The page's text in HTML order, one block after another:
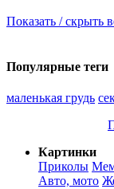
Показать / скрыть
Популярные теги
маленькая грудь
Картинки
Приколы
Авто, мото